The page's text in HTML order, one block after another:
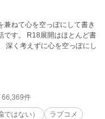
は出てきません。 マジカル
てます。 あと黒幕とかは出
愛着も湧いてきたので死ぬほ
回読んでもアラが目立つ…
兼ねて心を空っぽにして書き
66,369件
はない）
ラブコメ